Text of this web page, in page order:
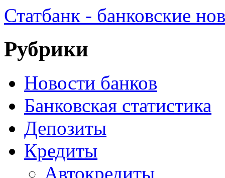
Статбанк - банковские
Рубрики
Новости банков
Банковская статистика
Депозиты
Кредиты
Автокредиты